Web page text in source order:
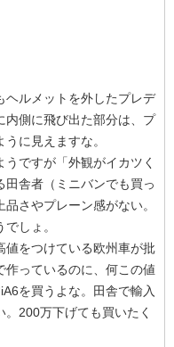
ヘルメットを外したプレデ
内側に飛び出た部分は、プ
に見えますな。
ですが「外観がイカツく
舎者（ミニバンでも買っ
さやプレーン感がない。
しょ。
値をつけている欧州車が批
作っているのに、何この値
を買うよな。田舎で輸入
200万下げても買いたく